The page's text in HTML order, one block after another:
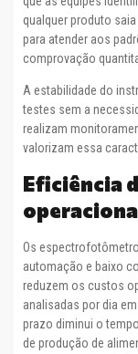
qualquer produto
para atender aos
comprovação
A estabilidade do
testes sem a
realizam
valorizam essa
Eficiência
Os
automação e baixo
reduzem os custos
analisadas por dia
prazo diminui o
de produção de